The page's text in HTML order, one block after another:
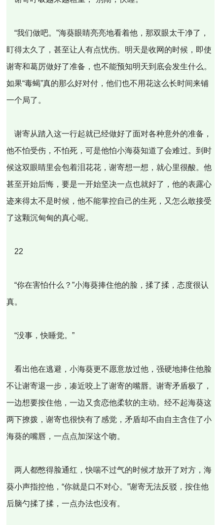
“我们做吧。”海葵眼睛亮亮地看着他，那双眼太干净了，
盯得太久了，甚至让人有点忧伤。明天是收网的时候，即使
谢寄和葛厉做好了准备，也不能预知明天到底会发生什么。
如果“毒蝎”真的那么好对付，他们也不用花这么长时间来铺
一个局了。
谢寄从踏入这一行起就已经做好了面对各种意外的准备，
他不怕受伤，不怕死，可是他怕小海葵知道了会难过。到时
候这双眼睛里会包着泪花花，谢寄想一想，就心里很酸。他
甚至开始后悔，要是一开始坚决一点也就好了，他的表露心
迹来得太不是时候，他不能掌控自己的生死，又怎么敢接受
了这颗沉甸甸的真心呢。
22
“你在害怕什么？”小海葵捧住他的脸，揉了揉，态度很认
真。
“没事，快睡觉。”
看出他在逃避，小海葵更不愿意放过他，强硬地捧住他脸
不让谢寄退一步，凑近咬上了谢寄的嘴唇。谢寄矛盾极了，
一边想要按住他，一边又贪恋他柔软的主动。经不起海葵这
两下撩拨，谢寄也很快有了感觉，矛盾却不由自主含住了小
海葵的嘴唇，一点点加深这个吻。
两人都憋得脸通红，快喘不过气的时候才放开了对方，海
葵小声指控他，“你就是口不对心。”谢寄无法反驳，按住他
后脑勺揉了揉，一点办法也没有。